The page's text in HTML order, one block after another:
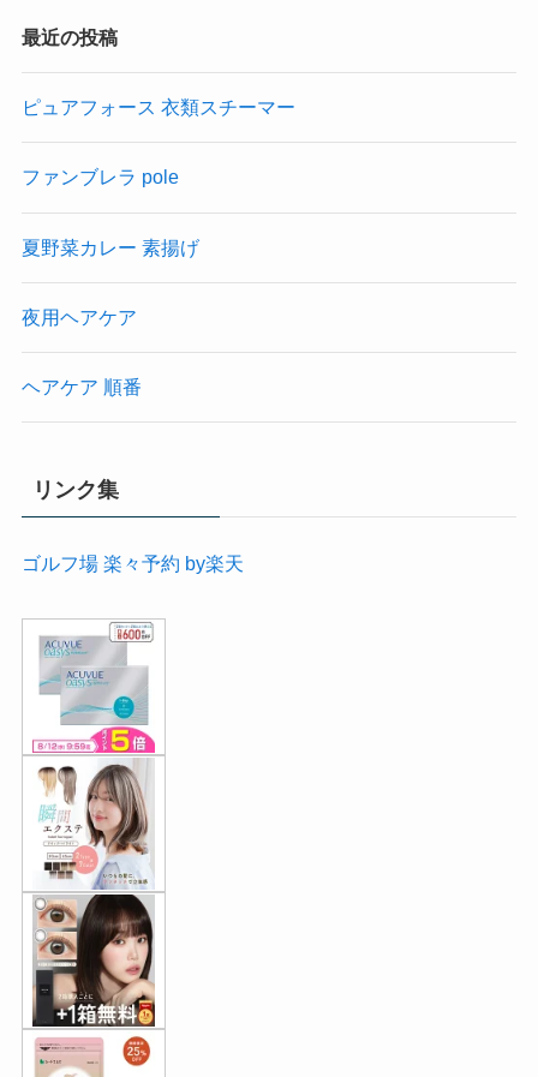
最近の投稿
ピュアフォース 衣類スチーマー
ファンブレラ pole
夏野菜カレー 素揚げ
夜用ヘアケア
ヘアケア 順番
リンク集
ゴルフ場 楽々予約 by楽天